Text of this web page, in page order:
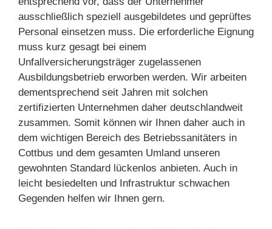
ausschließlich speziell ausgebildetes und geprüftes
Personal einsetzen muss. Die erforderliche Eignung
muss kurz gesagt bei einem
Unfallversicherungsträger zugelassenen
Ausbildungsbetrieb erworben werden. Wir arbeiten
dementsprechend seit Jahren mit solchen
zertifizierten Unternehmen daher deutschlandweit
zusammen. Somit können wir Ihnen daher auch in
dem wichtigen Bereich des Betriebssanitäters in
Cottbus und dem gesamten Umland unseren
gewohnten Standard lückenlos anbieten. Auch in
leicht besiedelten und Infrastruktur schwachen
Gegenden helfen wir Ihnen gern.